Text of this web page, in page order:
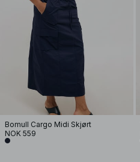
Bomull Cargo Midi Skjørt
NOK 559